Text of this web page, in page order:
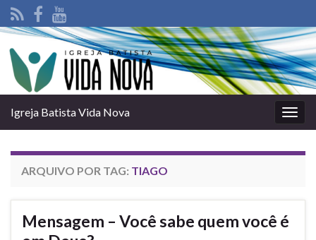
Igreja Batista Vida Nova
ARQUIVO POR TAG: TIAGO
Mensagem – Você sabe quem você é